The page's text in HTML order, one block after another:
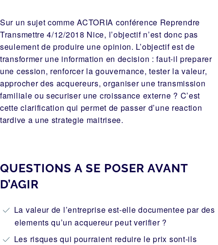
Sur un sujet comme ACTORIA conférence Reprendre
Transmettre 4/12/2018 Nice, l’objectif n’est donc pas
seulement de produire une opinion. L’objectif est de
transformer une information en decision : faut-il preparer
une cession, renforcer la gouvernance, tester la valeur,
approcher des acquereurs, organiser une transmission
familiale ou securiser une croissance externe ? C’est
cette clarification qui permet de passer d’une reaction
tardive a une strategie maitrisee.
QUESTIONS A SE POSER AVANT
D’AGIR
La valeur de l’entreprise est-elle documentee par des
elements qu’un acquereur peut verifier ?
Les risques qui pourraient reduire le prix sont-ils